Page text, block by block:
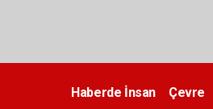
Haberde İnsan Çevre